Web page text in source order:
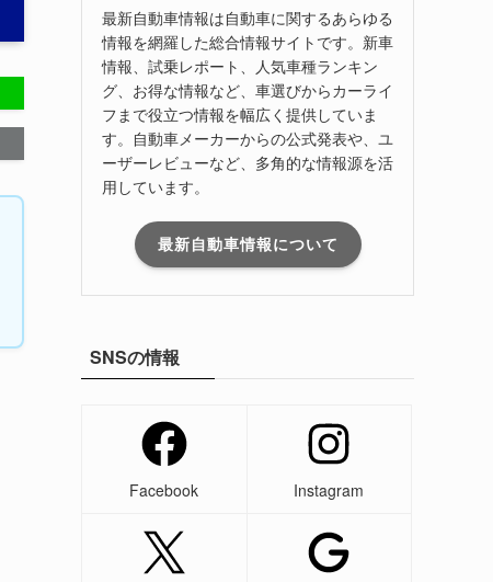
最新自動車情報は自動車に関するあらゆる
情報を網羅した総合情報サイトです。新車
情報、試乗レポート、人気車種ランキン
グ、お得な情報など、車選びからカーライ
フまで役立つ情報を幅広く提供していま
す。自動車メーカーからの公式発表や、ユ
ーザーレビューなど、多角的な情報源を活
用しています。
最新自動車情報について
SNSの情報
Facebook Instagram